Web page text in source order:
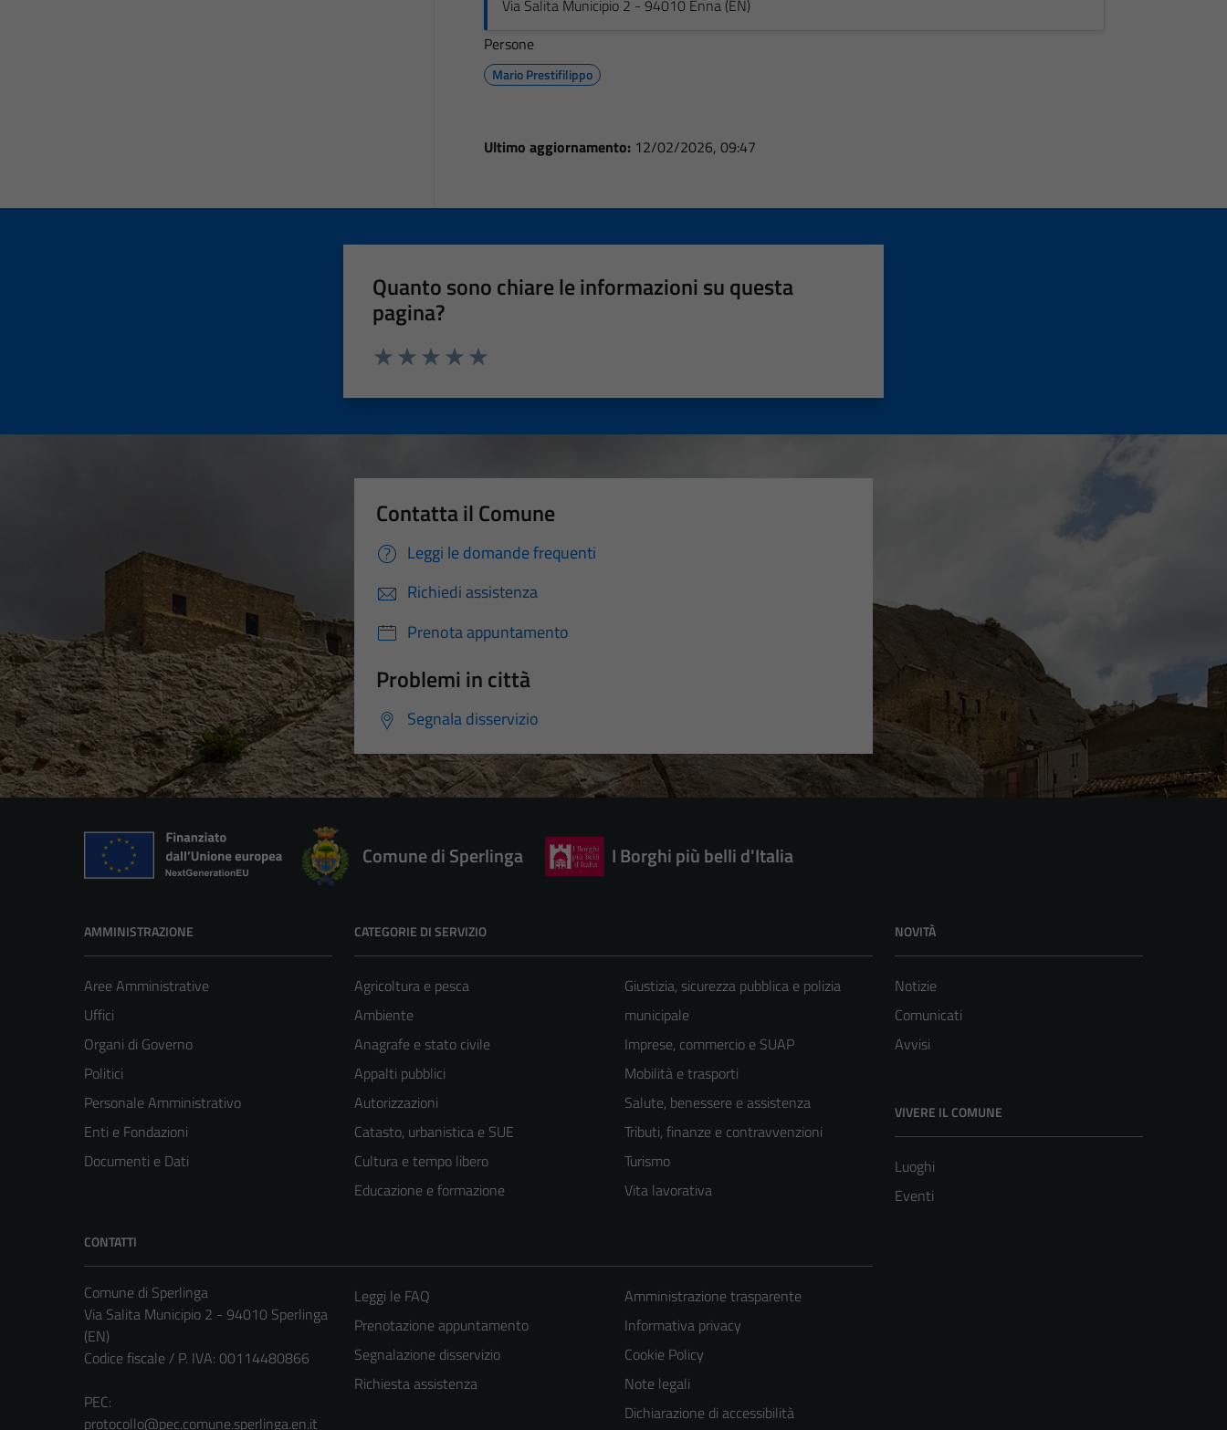
Via Salita Municipio 2 - 94010 Enna (EN)
Persone
Mario Prestifilippo
Ultimo aggiornamento: 12/02/2026, 09:47
Quanto sono chiare le informazioni su questa
pagina?
Contatta il Comune
Leggi le domande frequenti
Richiedi assistenza
Prenota appuntamento
Problemi in città
Segnala disservizio
Comune di Sperlinga I Borghi più belli d'Italia
AMMINISTRAZIONE
Aree Amministrative
Uffici
Organi di Governo
Politici
Personale Amministrativo
Enti e Fondazioni
Documenti e Dati
CATEGORIE DI SERVIZIO
Agricoltura e pesca
Ambiente
Anagrafe e stato civile
Appalti pubblici
Autorizzazioni
Catasto, urbanistica e SUE
Cultura e tempo libero
Educazione e formazione
Giustizia, sicurezza pubblica e polizia
municipale
Imprese, commercio e SUAP
Mobilità e trasporti
Salute, benessere e assistenza
Tributi, finanze e contravvenzioni
Turismo
Vita lavorativa
NOVITÀ
Notizie
Comunicati
Avvisi
VIVERE IL COMUNE
Luoghi
Eventi
CONTATTI
Comune di Sperlinga
Via Salita Municipio 2 - 94010 Sperlinga
(EN)
Codice fiscale / P. IVA: 00114480866
PEC:
protocollo@pec.comune.sperlinga.en.it
Leggi le FAQ
Prenotazione appuntamento
Segnalazione disservizio
Richiesta assistenza
Amministrazione trasparente
Informativa privacy
Cookie Policy
Note legali
Dichiarazione di accessibilità
Tecnici
Questi cookie
per il
funzionamento